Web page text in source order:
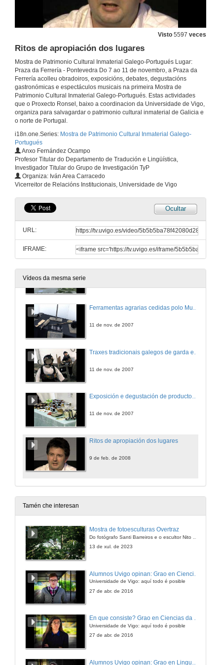
Visto 5597 veces
Ritos de apropiación dos lugares
Mostra de Patrimonio Cultural Inmaterial Galego-Portugués Lugar:
Praza da Ferrería - Pontevedra Do 7 ao 11 de novembro, a Praza da
Ferrería acolleu obradoiros, exposicións, debates, degustacións
gastronómicas e espectáculos musicais na primeira Mostra de
Patrimonio Cultural Inmaterial Galego-Portugués. Estas actividades
que o Proxecto Ronsel, baixo a coordinacion da Universidade de Vigo,
organiza para salvagardar o patrimonio cultural inmaterial de Galicia e
o norte de Portugal.
i18n.one.Series: Mostra de Patrimonio Cultural Inmaterial Galego-
Portugués
Anxo Fernández Ocampo
Profesor Titular do Departamento de Tradución e Lingüística,
Investigador Titular do Grupo de Investigación TyP
Organiza: Iván Area Carracedo
Vicerreitor de Relacións Institucionais, Universidade de Vigo
Ocultar
URL:
IFRAME:
Vídeos da mesma serie
11 de nov. de 2007
11 de nov. de 2007
Actuación do grupo Ruote
11 de nov. de 2007
A Cabana das Palabras
Instrumentos musicais tradicionais
11 de nov. de 2007
Ferramentas agrarias cedidas polo Museo Listre de Oseira
11 de nov. de 2007
11 de nov. de 2007
Exposición e degustación de productos ecolóxicos galegos
11 de nov. de 2007
Ritos de apropiación dos lugares
9 de feb. de 2008
Tamén che interesan
Mostra de fotoesculturas Overtraz
13 de xul. de 2023
Universidade de Vigo: aquí todo é posible
27 de abr. de 2016
En que consiste? Grao en Ciencias da Linguaxe e Estudos Literarios
Universidade de Vigo: aquí todo é posible
27 de abr. de 2016